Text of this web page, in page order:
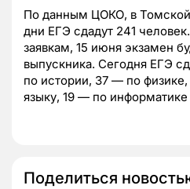
По данным ЦОКО, в Томской
дни ЕГЭ сдадут 241
заявкам, 15 июня экзамен
выпускника. Сегодня ЕГЭ
по истории, 37 — по
языку, 19 — по
Поделиться